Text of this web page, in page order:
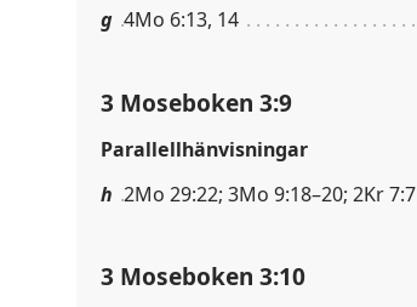
g 4Mo 6:13, 14
3 Moseboken 3:9
Parallellhänvisningar
h 2Mo 29:22; 3Mo 9:18–20; 2Kr 7:7
3 Moseboken 3:10